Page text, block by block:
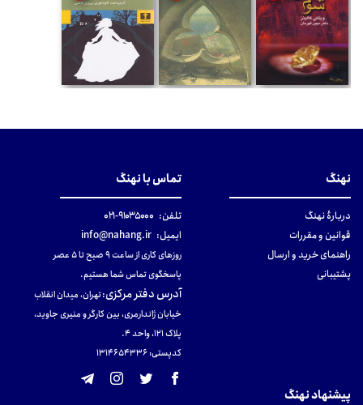
نهنگ
دربارهٔ نهنگ
قوانین و مقررات
راهنمای خرید و ارسال
پشتیبانی
تماس با نهنگ
تلفن: ۹۱۰۳۵۰۰۰-۰۲۱
ایمیل: info@nahang.ir
روزهای کاری از ساعت ۹ صبح تا ۵ عصر
پاسخگوی تماس شما هستیم.
آدرس دفتر مرکزی:تهران، میدان انقلاب
خیابان ژاندارمری، بین کارگر و منیری جاوید،
پلاک 121، واحد ۴.
کدپستی: 131465433۶
پیشنهاد نهنگ